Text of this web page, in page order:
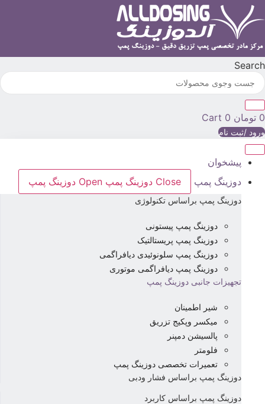
Search
0 تومان 0
Cart
ورود /ثبت نام
پیشخوان
دوزینگ پمپ
Close دوزینگ پمپ Open دوزینگ پمپ
دوزینگ پمپ براساس تکنولوژی
دوزینگ پمپ پیستونی
دوزینگ پمپ پریستالتیک
دوزینگ پمپ سلونوئیدی دیافراگمی
دوزینگ پمپ دیافراگمی موتوری
تجهیزات جانبی دوزینگ پمپ
شیر اطمینان
میکسر وپکیج تزریق
پالسیشن دمپنر
فلومتر
تعمیرات تخصصی دوزینگ پمپ
دوزینگ پمپ براساس فشار ودبی
دوزینگ پمپ براساس کاربرد